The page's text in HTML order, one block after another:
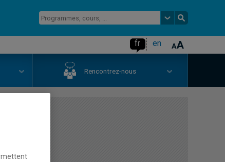
fr en
Rencontrez-nous